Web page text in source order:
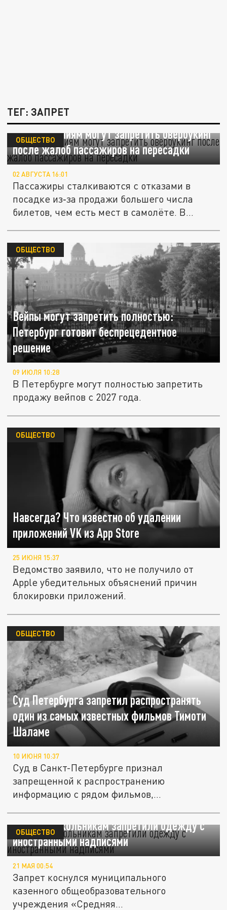
ТЕГ: ЗАПРЕТ
Авиакомпаниям могут запретить овербукинг
после жалоб пассажиров на пересадки
ОБЩЕСТВО
02 АВГУСТА 16:01
Пассажиры сталкиваются с отказами в
посадке из‑за продажи большего числа
билетов, чем есть мест в самолёте. В...
Вейпы могут запретить полностью:
Петербург готовит беспрецедентное
решение
ОБЩЕСТВО
09 ИЮЛЯ 10:28
В Петербурге могут полностью запретить
продажу вейпов с 2027 года.
Навсегда? Что известно об удалении
приложений VK из App Store
ОБЩЕСТВО
25 ИЮНЯ 15:37
Ведомство заявило, что не получило от
Apple убедительных объяснений причин
блокировки приложений.
Суд Петербурга запретил распространять
один из самых известных фильмов Тимоти
Шаламе
ОБЩЕСТВО
10 ИЮНЯ 10:37
Суд в Санкт-Петербурге признал
запрещенной к распространению
информацию с рядом фильмов,
Томским школьникам запретили одежду с
иностранными надписями
ОБЩЕСТВО
21 МАЯ 00:54
Запрет коснулся муниципального
казенного общеобразовательного
учреждения «Средняя